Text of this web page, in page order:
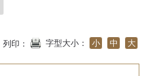
列印： 字型大小： 小 中 大